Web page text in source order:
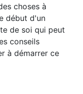
choses à
début d'un
de soi qui peut
conseils
à démarrer ce